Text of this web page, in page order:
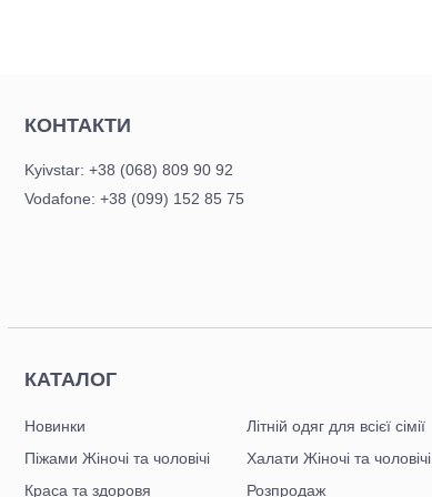
КОНТАКТИ
Kyivstar: +38 (068) 809 90 92
Vodafone: +38 (099) 152 85 75
КАТАЛОГ
Новинки
Літній одяг для всієї сімії
Піжами Жіночі та чоловічі
Халати Жіночі та чоловічі
Краса та здоровя
Розпродаж